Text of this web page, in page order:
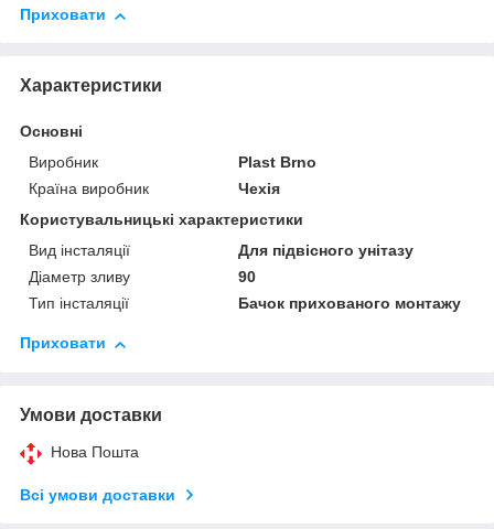
Приховати
Характеристики
Основні
Виробник
Plast Brno
Країна виробник
Чехія
Користувальницькі характеристики
Вид інсталяції
Для підвісного унітазу
Діаметр зливу
90
Тип інсталяції
Бачок прихованого монтажу
Приховати
Умови доставки
Нова Пошта
Всі умови доставки